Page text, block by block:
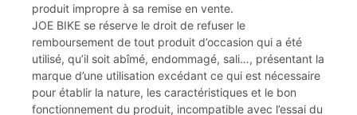
produit impropre à sa remise en vente.
JOE BIKE se réserve le droit de refuser le
remboursement de tout produit d’occasion qui a été
utilisé, qu’il soit abîmé, endommagé, sali…, présentant la
marque d’une utilisation excédant ce qui est nécessaire
pour établir la nature, les caractéristiques et le bon
fonctionnement du produit, incompatible avec l’essai du